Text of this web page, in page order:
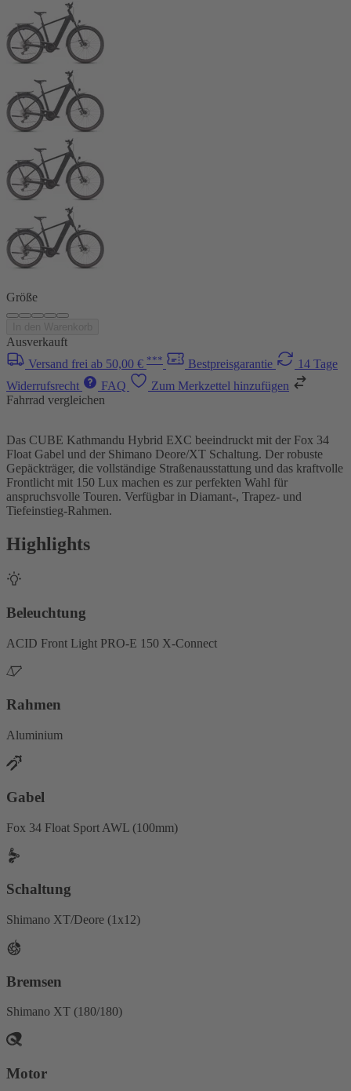
Größe
Ausverkauft
Versand frei ab 50,00 € *** Bestpreisgarantie
14 Tage
Widerrufsrecht
FAQ
Zum Merkzettel hinzufügen
Fahrrad vergleichen
Das CUBE Kathmandu Hybrid EXC beeindruckt mit der Fox 34
Float Gabel und der Shimano Deore/XT Schaltung. Der robuste
Gepäckträger, die vollständige Straßenausstattung und das kraftvolle
Frontlicht mit 150 Lux machen es zur perfekten Wahl für
anspruchsvolle Touren. Verfügbar in Diamant-, Trapez- und
Tiefeinstieg-Rahmen.
Highlights
Beleuchtung
ACID Front Light PRO-E 150 X-Connect
Rahmen
Aluminium
Gabel
Fox 34 Float Sport AWL (100mm)
Schaltung
Shimano XT/Deore (1x12)
Bremsen
Shimano XT (180/180)
Motor